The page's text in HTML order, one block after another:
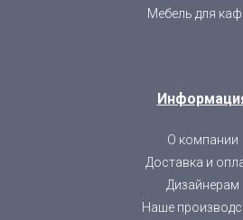
Мебель для
О компании
Доставка и
Дизайнерам
Наше